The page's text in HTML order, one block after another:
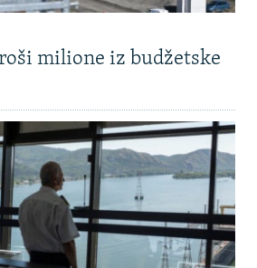
milione iz budžetske